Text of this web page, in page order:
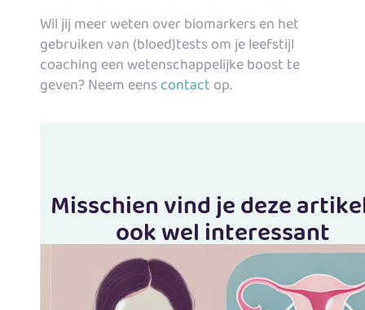
Wil jij meer weten over biomarkers en het
gebruiken van (bloed)tests om je leefstijl
coaching een wetenschappelijke boost te
geven? Neem eens contact op.
Misschien vind je deze
ook wel interessant